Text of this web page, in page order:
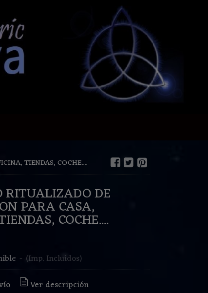
TIENDAS, COCHE....
DE
COCHE....
- (Imp. Incluidos)
Ver descripción